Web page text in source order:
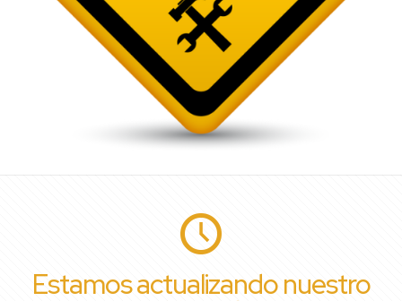
Estamos actualizando nuestro